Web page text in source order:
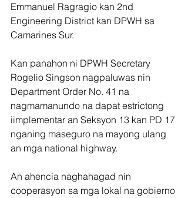
Emmanuel Ragragio kan 2nd
Engineering District kan DPWH sa
Camarines Sur.
Kan panahon ni DPWH Secretary
Rogelio Singson nagpaluwas nin
Department Order No. 41 na
nagmamanundo na dapat estrictong
iimplementar an Seksyon 13 kan PD 17
nganing maseguro na mayong ulang
an mga national highway.
An ahencia naghahagad nin
cooperasyon sa mga lokal na gobierno